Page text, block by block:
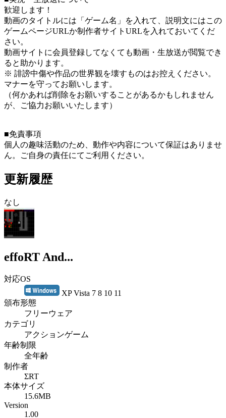
歓迎します！
動画のタイトルには「ゲーム名」を入れて、説明文にはこの
ゲームページURLか制作者サイトURLを入れておいてくだ
さい。
動画サイトに会員登録してなくても動画・生放送が閲覧でき
ると助かります。
※ 誹謗中傷や作品の世界観を壊すものはお控えください。
マナーを守ってお願いします。
（何かあれば削除をお願いすることがあるかもしれません
が、ご協力お願いいたします）
■免責事項
個人の趣味活動のため、動作や内容について保証はありませ
ん。ご自身の責任にてご利用ください。
更新履歴
なし
effoRT And...
対応OS
XP Vista 7 8 10 11
頒布形態
フリーウェア
カテゴリ
アクションゲーム
年齢制限
全年齢
制作者
ΣRT
本体サイズ
15.6MB
Version
1.00